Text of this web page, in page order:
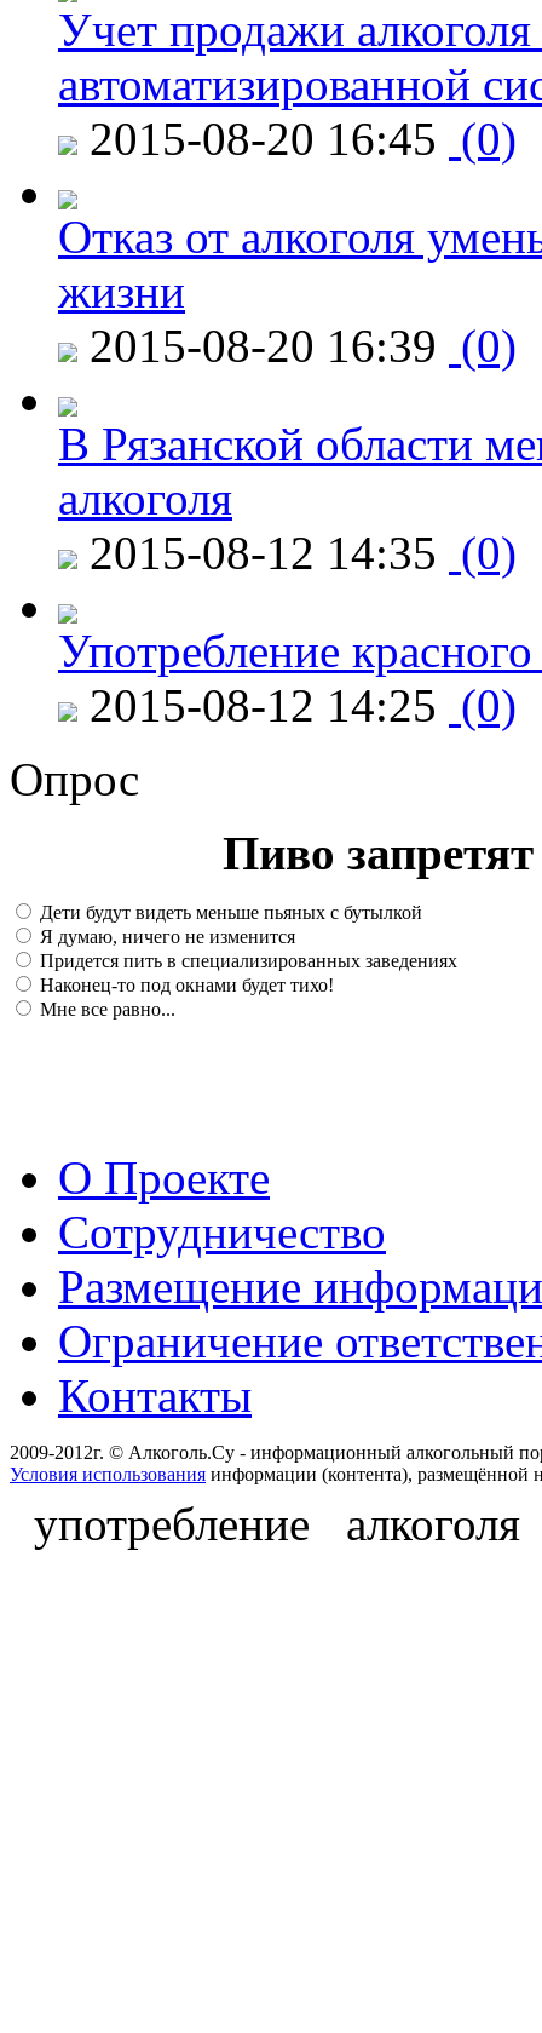
Учет продажи
автоматизированной
2015-08-20 16:45 (0)
Отказ от алкоголя
жизни
2015-08-20 16:39 (0)
В Рязанской области
алкоголя
2015-08-12 14:35 (0)
Употребление
2015-08-12 14:25 (0)
Опрос
Пиво
Дети будут видеть меньше пьяных с бутылкой
Я думаю, ничего не изменится
Придется пить в специализированных заведениях
Наконец-то под окнами будет тихо!
Мне все равно...
О Проекте
Сотрудничество
Размещение
Ограничение
Контакты
2009-2012г. © Алкоголь.Су - информационный алкогольный
Условия использования информации (контента), размещённой
употребление